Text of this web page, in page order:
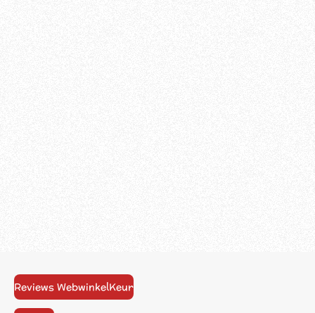
Reviews WebwinkelKeur